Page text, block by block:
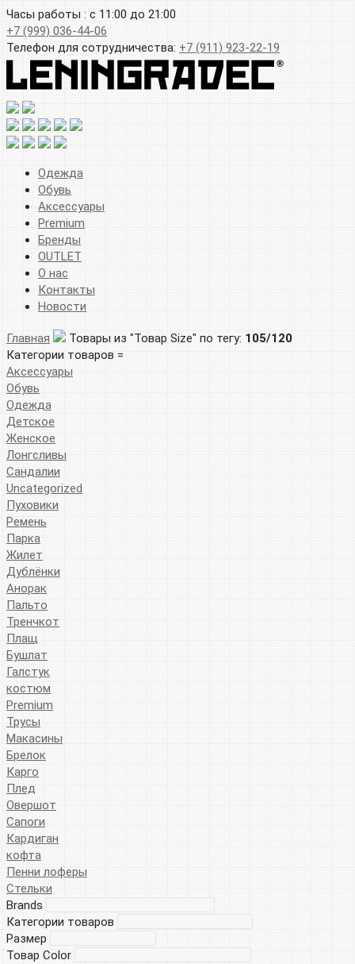
Часы работы : с 11:00 до 21:00
+7 (999) 036-44-06
Телефон для сотрудничества: +7 (911) 923-22-19
Одежда
Обувь
Аксессуары
Premium
Бренды
OUTLET
О нас
Контакты
Новости
Главная Товары из "Товар Size" по тегу: 105/120
Категории товаров =
Аксессуары
Обувь
Одежда
Детское
Женское
Лонгсливы
Сандалии
Uncategorized
Пуховики
Ремень
Парка
Жилет
Дублёнки
Анорак
Пальто
Тренчкот
Плащ
Бушлат
Галстук
костюм
Premium
Трусы
Макасины
Брелок
Карго
Плед
Овершот
Сапоги
Кардиган
кофта
Пенни лоферы
Стельки
Brands
Категории товаров
Размер
Товар Color